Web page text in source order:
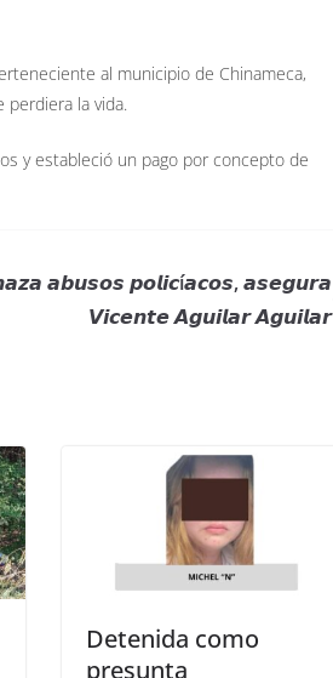
al municipio de Chinameca,
perdiera la vida.
y estableció un pago por concepto de
𝙖𝙗𝙪𝙨𝙤𝙨 𝙥𝙤𝙡𝙞𝙘í𝙖𝙘𝙤𝙨, 𝙖𝙨𝙚𝙜𝙪𝙧𝙖
𝙑𝙞𝙘𝙚𝙣𝙩𝙚 𝘼𝙜𝙪𝙞𝙡𝙖𝙧 𝘼𝙜𝙪𝙞𝙡𝙖𝙧
Detenida como
presunta